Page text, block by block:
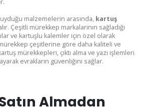
malzemelerin arasında, kartuş
Çeşitli mürekkep markalarının sağladığı
ve kartuşlu kalemler için özel olarak
çeşitlerine göre daha kaliteli ve
mürekkepleri, çıktı alma ve yazı işlemleri
evrakların güvenliğini sağlar.
Almadan